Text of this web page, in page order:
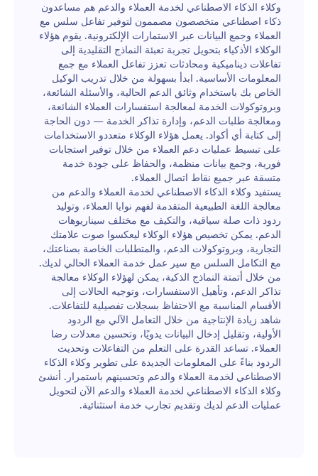
وكلاء الذكاء الاصطناعي لخدمة العملاء والدعم هم مساعدون
ذكاء اصطناعي متخصصون مصممون لتوفير تفاعل سلس مع
العملاء وجمع البيانات عبر الاستمارات الإلكترونية. يقوم هؤلاء
الوكلاء الأذكياء بتحويل تجربة تعبئة النماذج التقليدية إلى
تفاعلات ديناميكية ومحادثات تعزز تفاعل العملاء مع جمع
المعلومات الأساسية. ابدأ بسهولة من خلال تدريب الوكيل
الخاص بك باستخدام وثائق الدعم الحالية، والأسئلة الشائعة،
وبروتوكولات الخدمة لمعالجة استفسارات العملاء الشائعة،
ومعالجة طلبات الدعم، وإدارة تذاكر الخدمة — دون الحاجة
إلى كتابة أي أكواد. يعمل هؤلاء الوكلاء متعددو الاستخدامات
على تبسيط عمليات دعم العملاء من خلال توفير استجابات
فورية، وجمع بيانات منظمة، والحفاظ على جودة خدمة
متسقة عبر جميع نقاط اتصال العملاء.
يستفيد وكلاء الذكاء الاصطناعي لخدمة العملاء والدعم من
معالجة اللغة الطبيعية المتقدمة لفهم نوايا العملاء، وتوليد
ردود ذات صلة سياقية، والتكيف مع مختلف سيناريوهات
الدعم. يمكن تخصيص هؤلاء الوكلاء ليعكسوا صوت علامتك
التجارية، وبروتوكولات الدعم، والمتطلبات الخاصة بصناعتك،
مع التكامل السلس مع سير عمل خدمة العملاء الحالي لديك.
من خلال أتمتة النماذج الذكية، يمكن لهؤلاء الوكلاء معالجة
تذاكر الدعم، وتأهيل الاستفسارات، وتوجيه الحالات إلى
الأقسام المناسبة مع الاحتفاظ بسجلات تفصيلية للتفاعلات.
شاهد زيادة الإنتاجية من خلال التعامل الآلي مع الردود
الأولية، وتقليل إدخال البيانات يدويًا، وتحسين معدلات رضا
العملاء. تساعد القدرة على التعلم من التفاعلات وتحديث
الردود بناءً على المعلومات الجديدة على تطوير وكلاء الذكاء
الاصطناعي لخدمة العملاء والدعم وتحسينهم باستمرار. أنشئ
وكلاء الذكاء الاصطناعي لخدمة العملاء والدعم الآن لتحويل
عمليات الدعم لديك وتقديم تجارب خدمة استثنائية.